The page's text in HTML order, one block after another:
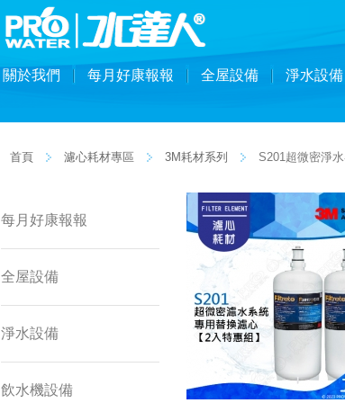
關於我們 每月好康報報 全屋設備 淨水設備
首頁 濾心耗材專區 3M耗材系列 S201超微密淨
每月好康報報
全屋設備
淨水設備
飲水機設備